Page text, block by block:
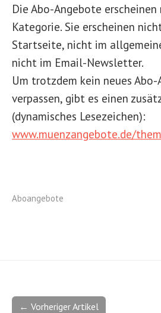
Die Abo-Angebote
Kategorie. Sie erscheinen
Startseite, nicht im
nicht im Email-Newsletter.
Um trotzdem kein neues Abo-
verpassen, gibt es einen
(dynamisches Lesezeichen):
www.muenzangebote.de/
Aboangebote
← Vorheriger Artikel